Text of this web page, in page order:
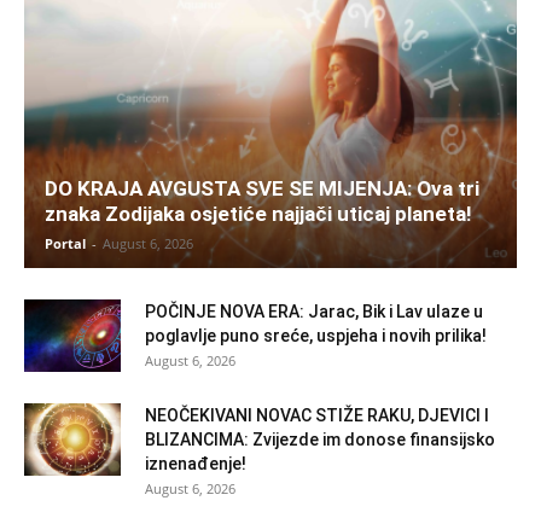
DO KRAJA AVGUSTA SVE SE MIJENJA: Ova tri
znaka Zodijaka osjetiće najjači uticaj planeta!
Portal - August 6, 2026
POČINJE NOVA ERA: Jarac, Bik i Lav ulaze u
poglavlje puno sreće, uspjeha i novih prilika!
August 6, 2026
NEOČEKIVANI NOVAC STIŽE RAKU, DJEVICI I
BLIZANCIMA: Zvijezde im donose finansijsko
iznenađenje!
August 6, 2026